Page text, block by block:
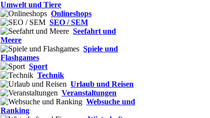
Umwelt und Tiere
Onlineshops
SEO / SEM
Seefahrt und
Meere
Spiele und
Flashgames
Sport
Technik
Urlaub und Reisen
Veranstaltungen
Websuche und
Ranking